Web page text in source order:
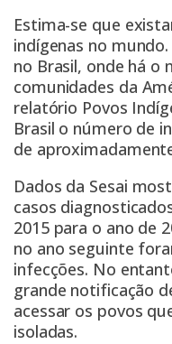
Estima-se que
indígenas no
no Brasil, onde há o
comunidades da
relatório Povos
Brasil o número de
de
Dados da Sesai
casos
2015 para o ano de
no ano seguinte
infecções. No
grande notificação
acessar os povos
isoladas.